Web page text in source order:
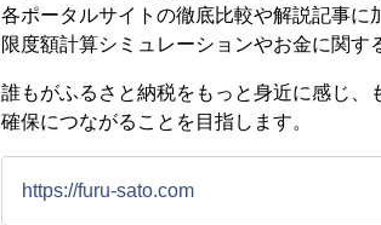
各ポータルサイトの徹底比較や解説記事に
限度額計算シミュレーションやお金に関す
誰もがふるさと納税をもっと身近に感じ
確保につながることを目指します。
https://furu-sato.com